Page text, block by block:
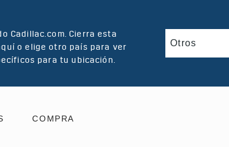
Cadillac.com. Cierra esta
o elige otro país para ver
para tu ubicación.